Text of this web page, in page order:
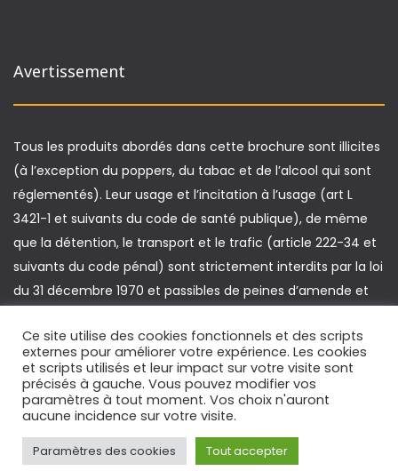
Avertissement
Tous les produits abordés dans cette brochure sont illicites
(à l’exception du poppers, du tabac et de l’alcool qui sont
réglementés). Leur usage et l’incitation à l’usage (art L
3421-1 et suivants du code de santé publique), de même
que la détention, le transport et le trafic (article 222-34 et
suivants du code pénal) sont strictement interdits par la loi
du 31 décembre 1970 et passibles de peines d’amende et
l’emprise de produits illicites est passible de sanctions
spécifiques (article L 235-1 du code de la route).
Copyright © Playsafe.fr. Site réalisé par Votre Webmaster.fr
Ce site utilise des cookies fonctionnels et des scripts
externes pour améliorer votre expérience. Les cookies
et scripts utilisés et leur impact sur votre visite sont
précisés à gauche. Vous pouvez modifier vos
paramètres à tout moment. Vos choix n'auront
aucune incidence sur votre visite.
Paramètres des cookies Tout accepter